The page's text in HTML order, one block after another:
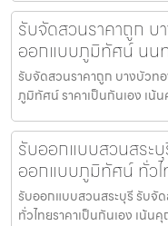
รับจัดสวนราคาถูก
ออกแบบภูมิทัศน์ นน
รับจัดสวนราคาถูก บางบัว
ภูมิทัศน์ ราคาเป็นกันเอง เ
รับออกแบบสวนสระ
ออกแบบภูมิทัศน์ ทั่ว
รับออกแบบสวนสระบุรี รับ
ทั่วไทยราคาเป็นกันเอง เน้